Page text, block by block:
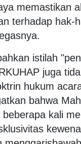
memastikan
terhadap hak-
istilah
juga
hukum
bahwa
kali